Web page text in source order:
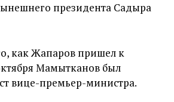
президента Садыра
как Жапаров пришел к
Мамытканов был
вице-премьер-министра.